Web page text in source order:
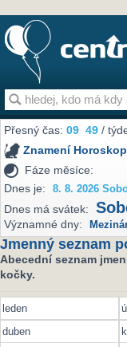
Přesný čas:09 49 /
Znamení
Fáze měsíce:
Dnes je:
8. 8. 2026
Dnes má svátek:
Významné dny:
Jmenný seznam
Abecední seznam
kočky.
leden
duben